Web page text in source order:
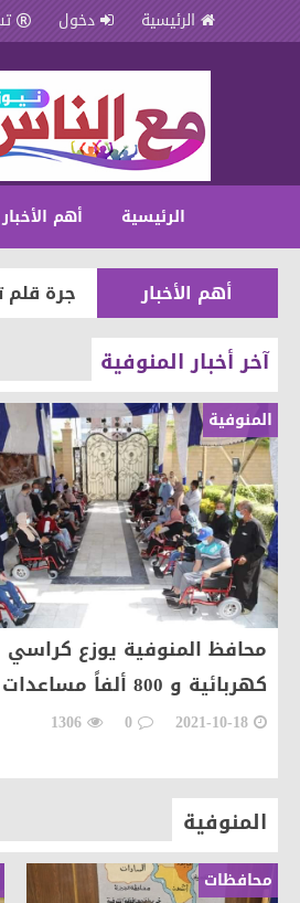
الرئيسية دخول
الرئيسية أهم الأخبار
حوادث وقضايا
ضبط
أهم الأخبار
جرة قلم
عالم المرأة
أخبار الناس
شحاتة
أخبار الناس
شرفت
أخبار الناس
شحاتة
مقالات وكتّاب
سمية
مقالات وكتّاب
سمية
أخبار الناس
تهنئة
أهم الأخبار
الوحدة
حوادث وقضايا
ضبط
أهم الأخبار
جرة قلم
آخر أخبار المنوفية
المنوفية
محافظ المنوفية يوزع كراسي
كهربائية و 800 ألفاً مساعدات مالية
2021-10-18
0
1306
المنوفية
محافظات